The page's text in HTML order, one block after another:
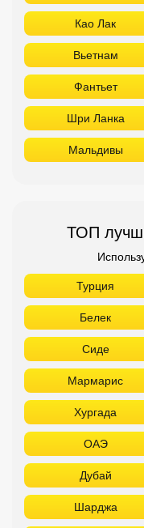
Као Лак
Вьетнам
Фантьет
Шри Ланка
Мальдивы
ТОП
Турция
Белек
Сиде
Мармарис
Хургада
ОАЭ
Дубай
Шарджа